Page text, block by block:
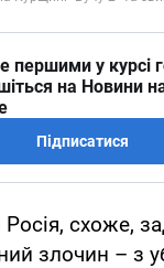
першими у курсі
на Новини
Підписатися
Росія, схоже,
злочин – з